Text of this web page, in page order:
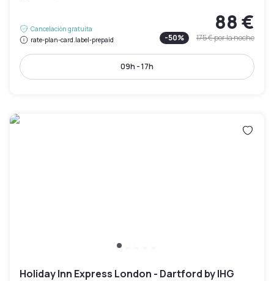
Cancelación gratuita
rate-plan-card.label-prepaid
88 €
-50% 175 €por la noche
09h - 17h
Holiday Inn Express London - Dartford by IHG